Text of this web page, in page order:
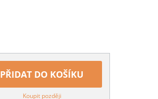
PŘIDAT DO KOŠÍKU
Koupit později